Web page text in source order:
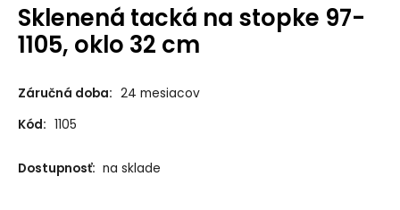
Sklenená tacká na stopke 97-
1105, oklo 32 cm
Záručná doba: 24 mesiacov
Kód: 1105
Dostupnosť: na sklade